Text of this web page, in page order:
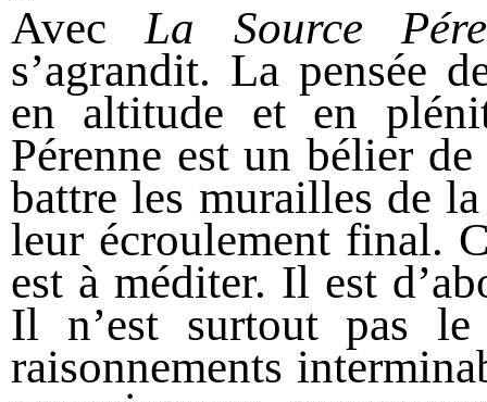
AvecLa Source
s’agrandit. La pensée
en altitude et en
Pérenne est un bélier
battre les murailles de
leur écroulement final.
est à méditer. Il est
Il n’est surtout pas
raisonnements